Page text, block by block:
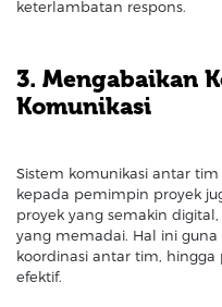
keterlambatan respons.
3. Mengabaikan
Komunikasi
Sistem komunikasi antar
kepada pemimpin proyek
proyek yang semakin
yang memadai. Hal ini
koordinasi antar tim,
efektif.